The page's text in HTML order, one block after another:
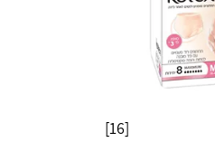
[16]